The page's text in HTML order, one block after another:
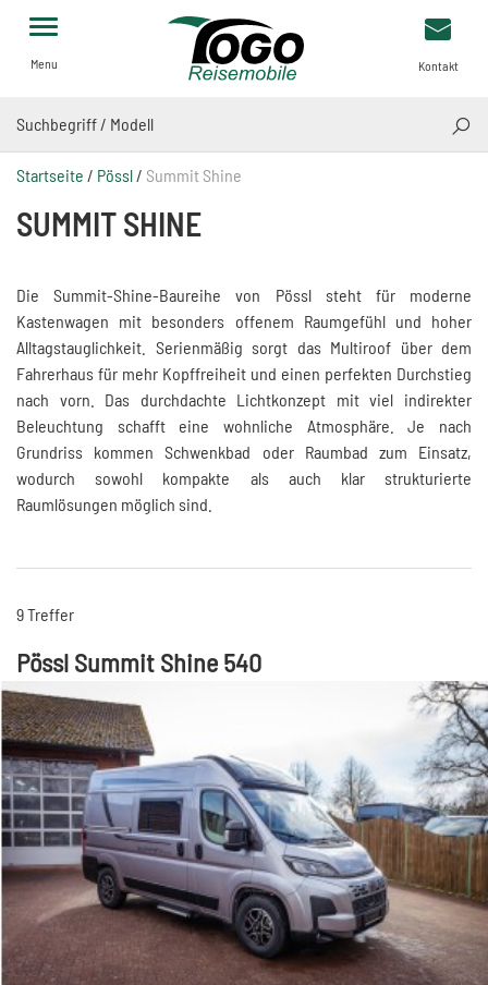
Menu Kontakt
Startseite / Pössl/ Summit Shine
SUMMIT SHINE
Die Summit-Shine-Baureihe von Pösslsteht für moderne
Kastenwagen mit besonders offenem Raumgefühl und hoher
Alltagstauglichkeit. Serienmäßig sorgt das Multiroof über dem
Fahrerhaus für mehr Kopffreiheit und einen perfekten Durchstieg
nach vorn. Das durchdachte Lichtkonzept mit viel indirekter
Beleuchtung schafft eine wohnliche Atmosphäre. Je nach
Grundriss kommen Schwenkbad oder Raumbad zum Einsatz,
wodurch sowohl kompakte als auch klar strukturierte
Raumlösungen möglich sind.
9 Treffer
Pössl Summit Shine 540